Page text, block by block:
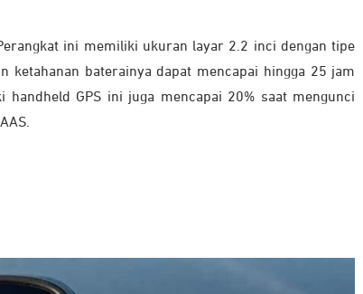
ini memiliki ukuran layar 2.2 inci dengan tipe
baterainya dapat mencapai hingga 25 jam
GPS ini juga mencapai 20% saat mengunci